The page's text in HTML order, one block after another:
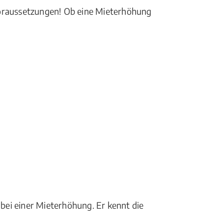
Ob eine Mieterhöhung
einer Mieterhöhung. Er kennt die